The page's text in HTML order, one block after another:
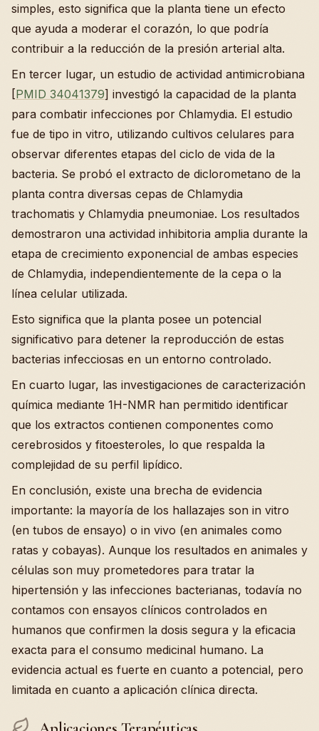
simples, esto significa que la planta tiene un efecto
que ayuda a moderar el corazón, lo que podría
contribuir a la reducción de la presión arterial alta.
En tercer lugar, un estudio de actividad antimicrobiana
[PMID 34041379] investigó la capacidad de la planta
para combatir infecciones por Chlamydia. El estudio
fue de tipo in vitro, utilizando cultivos celulares para
observar diferentes etapas del ciclo de vida de la
bacteria. Se probó el extracto de diclorometano de la
planta contra diversas cepas de Chlamydia
trachomatis y Chlamydia pneumoniae. Los resultados
demostraron una actividad inhibitoria amplia durante la
etapa de crecimiento exponencial de ambas especies
de Chlamydia, independientemente de la cepa o la
línea celular utilizada.
Esto significa que la planta posee un potencial
significativo para detener la reproducción de estas
bacterias infecciosas en un entorno controlado.
En cuarto lugar, las investigaciones de caracterización
química mediante 1H-NMR han permitido identificar
que los extractos contienen componentes como
cerebrosidos y fitoesteroles, lo que respalda la
complejidad de su perfil lipídico.
En conclusión, existe una brecha de evidencia
importante: la mayoría de los hallazajes son in vitro
(en tubos de ensayo) o in vivo (en animales como
ratas y cobayas). Aunque los resultados en animales y
células son muy prometedores para tratar la
hipertensión y las infecciones bacterianas, todavía no
contamos con ensayos clínicos controlados en
humanos que confirmen la dosis segura y la eficacia
exacta para el consumo medicinal humano. La
evidencia actual es fuerte en cuanto a potencial, pero
limitada en cuanto a aplicación clínica directa.